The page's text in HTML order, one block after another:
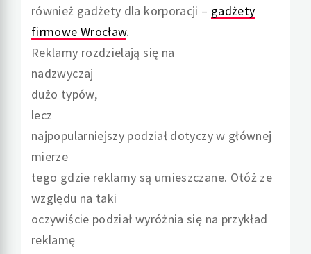
również gadżety dla korporacji – gadżety
firmowe Wrocław.
Reklamy rozdzielają się na
nadzwyczaj
dużo typów,
lecz
najpopularniejszy podział dotyczy w głównej
mierze
tego gdzie reklamy są umieszczane. Otóż ze
względu na taki
oczywiście podział wyróżnia się na przykład
reklamę